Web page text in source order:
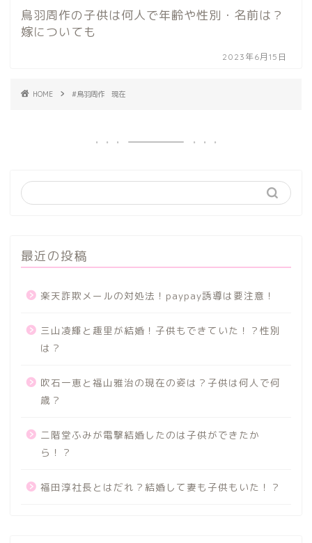
鳥羽周作の子供は何人で年齢や性別・名前は？
嫁についても
2023年6月15日
HOME #鳥羽周作 現在
最近の投稿
楽天詐欺メールの対処法！paypay誘導は要注意！
三山凌輝と趣里が結婚！子供もできていた！？性別
は？
吹石一恵と福山雅治の現在の姿は？子供は何人で何
歳？
二階堂ふみが電撃結婚したのは子供ができたか
ら！？
福田淳社長とはだれ？結婚して妻も子供もいた！？